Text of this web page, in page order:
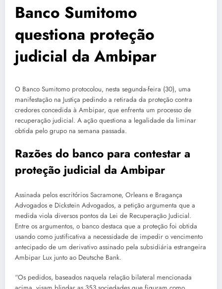
Banco Sumitomo
questiona proteção
judicial da Ambipar
O Banco Sumitomo protocolou, nesta segunda-feira (30), uma
manifestação na Justiça pedindo a retirada da proteção contra
credores concedida à Ambipar, que enfrenta um processo de
recuperação judicial. A ação questiona a legalidade da liminar
obtida pelo grupo na semana passada.
Razões do banco para contestar a
proteção judicial da Ambipar
Assinada pelos escritórios Sacramone, Orleans e Bragança
Advogados e Dickstein Advogados, a petição argumenta que a
medida viola diversos pontos da Lei de Recuperação Judicial.
Entre os argumentos, o banco destaca que a proteção foi obtida
usando como justificativa a necessidade de impedir o vencimento
antecipado de um derivativo assinado pela subsidiária estrangeira
Ambipar Lux junto ao Deutsche Bank.
“Os pedidos, baseados naquela relação bilateral mencionada